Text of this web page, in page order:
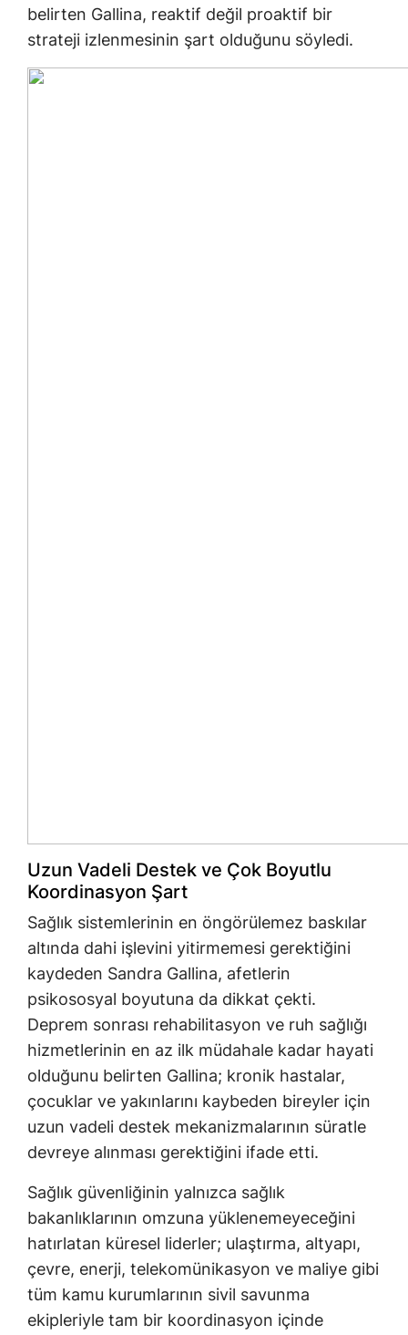
belirten Gallina, reaktif değil proaktif bir
strateji izlenmesinin şart olduğunu söyledi.
Uzun Vadeli Destek ve Çok Boyutlu
Koordinasyon Şart
Sağlık sistemlerinin en öngörülemez baskılar
altında dahi işlevini yitirmemesi gerektiğini
kaydeden Sandra Gallina, afetlerin
psikososyal boyutuna da dikkat çekti.
Deprem sonrası rehabilitasyon ve ruh sağlığı
hizmetlerinin en az ilk müdahale kadar hayati
olduğunu belirten Gallina; kronik hastalar,
çocuklar ve yakınlarını kaybeden bireyler için
uzun vadeli destek mekanizmalarının süratle
devreye alınması gerektiğini ifade etti.
Sağlık güvenliğinin yalnızca sağlık
bakanlıklarının omzuna yüklenemeyeceğini
hatırlatan küresel liderler; ulaştırma, altyapı,
çevre, enerji, telekomünikasyon ve maliye gibi
tüm kamu kurumlarının sivil savunma
ekipleriyle tam bir koordinasyon içinde